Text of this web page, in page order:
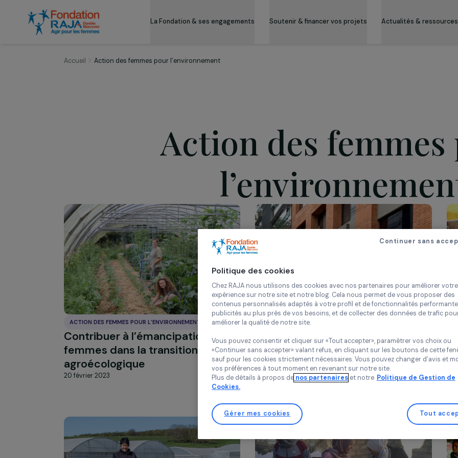
La Fondation & ses engagements Soutenir & financer vos projets
Action des femmes pour l’environnement
Action des
ACTION DES FEMMES POUR L’ENVIRONNEMENT
Contribuer à l’émancipation des
femmes dans la transition
20 février 2023
ACTION DES FEMMES POUR L’ENVIRONNEMENT
Renforcer l’égalité de genre
20 février 2023
Politique des cookies
Chez RAJA nous utilisons des cookies avec nos partenaires
expérience sur notre site et notre blog. Cela nous permet de vous
contenus personnalisés adaptés à votre profil et de
publicités au plus près de vos besoins, et de collecter des
améliorer la qualité de notre site.
Vous pouvez consentir et cliquer sur «Tout accepter»,
«Continuer sans accepter» valant refus, en cliquant sur les
vos préférences à tout moment en revenant sur notre site.
Plus de détails à propos de
et notre
Politique